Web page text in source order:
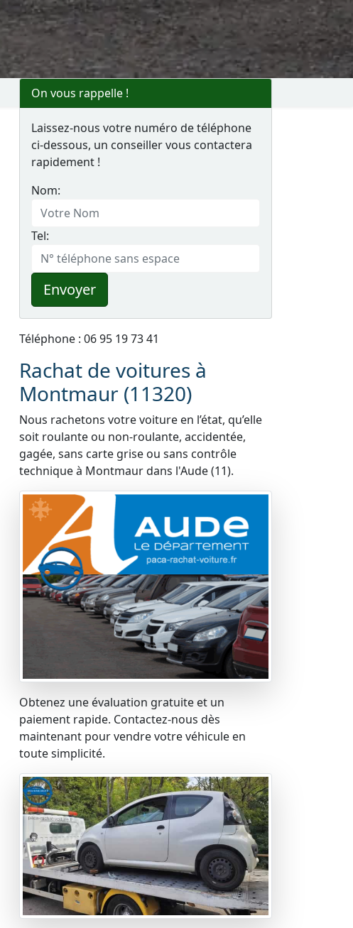
On vous rappelle !
Laissez-nous votre numéro de téléphone
ci-dessous, un conseiller vous contactera
rapidement !
Nom:
Tel:
Envoyer
Téléphone : 06 95 19 73 41
Rachat de voitures à
Montmaur (11320)
Nous rachetons votre voiture en l’état, qu’elle
soit roulante ou non-roulante, accidentée,
gagée, sans carte grise ou sans contrôle
technique à Montmaur dans l'Aude (11).
Obtenez une évaluation gratuite et un
paiement rapide. Contactez-nous dès
maintenant pour vendre votre véhicule en
toute simplicité.